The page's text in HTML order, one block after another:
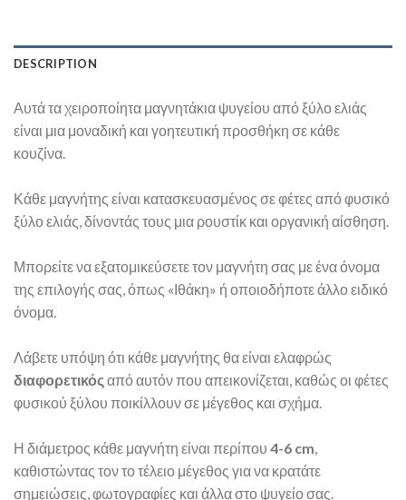
DESCRIPTION
Αυτά τα χειροποίητα μαγνητάκια ψυγείου από ξύλο ελιάς
είναι μια μοναδική και γοητευτική προσθήκη σε κάθε
κουζίνα.
Κάθε μαγνήτης είναι κατασκευασμένος σε φέτες από φυσικό
ξύλο ελιάς, δίνοντάς τους μια ρουστίκ και οργανική αίσθηση.
Μπορείτε να εξατομικεύσετε τον μαγνήτη σας με ένα όνομα
της επιλογής σας, όπως «Ιθάκη» ή οποιοδήποτε άλλο ειδικό
όνομα.
Λάβετε υπόψη ότι κάθε μαγνήτης θα είναι ελαφρώς
διαφορετικός από αυτόν που απεικονίζεται, καθώς οι φέτες
φυσικού ξύλου ποικίλλουν σε μέγεθος και σχήμα.
Η διάμετρος κάθε μαγνήτη είναι περίπου 4-6 cm,
καθιστώντας τον το τέλειο μέγεθος για να κρατάτε
σημειώσεις, φωτογραφίες και άλλα στο ψυγείο σας.